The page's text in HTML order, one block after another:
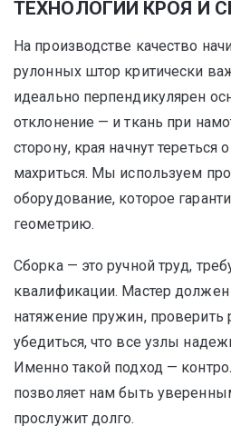
ТЕХНОЛОГИИ КРОЯ И
На производстве качество
рулонных штор критически
идеально перпендикулярен
отклонение — и ткань при
сторону, края начнут
махриться. Мы используем
оборудование, которое
геометрию.
Сборка — это ручной труд,
квалификации. Мастер должен
натяжение пружин, проверить
убедиться, что все узлы
Именно такой подход —
позволяет нам быть
прослужит долго.